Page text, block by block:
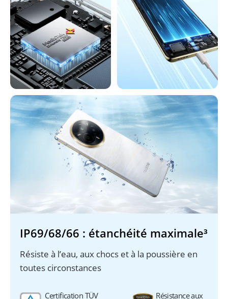
Résistance aux
Certification TÜV
Résiste à l’eau, aux chocs et à la poussière en
toutes circonstances
IP69/68/66 : étanchéité maximale³